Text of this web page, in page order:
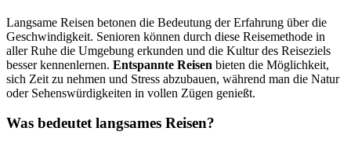
Langsame Reisen betonen die Bedeutung der Erfahrung über die
Geschwindigkeit. Senioren können durch diese Reisemethode in
aller Ruhe die Umgebung erkunden und die Kultur des Reiseziels
besser kennenlernen. Entspannte Reisen bieten die Möglichkeit,
sich Zeit zu nehmen und Stress abzubauen, während man die Natur
oder Sehenswürdigkeiten in vollen Zügen genießt.
Was bedeutet langsames Reisen?